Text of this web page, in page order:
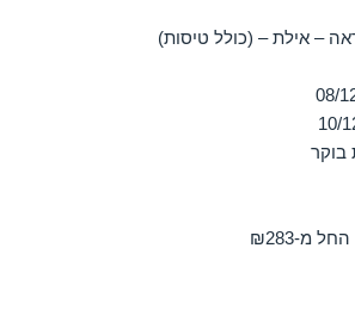
– אילת – (כולל טיסות)
בוקר
מ-₪283
אורכידאה – אילת 08/12/2019